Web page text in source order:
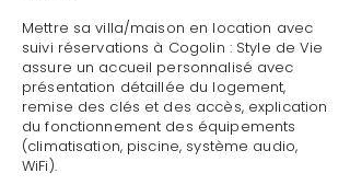
Mettre sa villa/maison en location avec
suivi réservations à Cogolin : Style de Vie
assure un accueil personnalisé avec
présentation détaillée du logement,
remise des clés et des accès, explication
du fonctionnement des équipements
(climatisation, piscine, système audio,
WiFi).